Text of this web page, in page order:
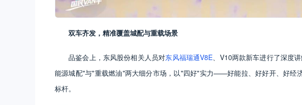
双车齐发，精准覆盖城配与重载场景
品鉴会上，东风股份相关人员对东风福瑞通V8E、V10两款新车进行了深度
能源城配"与"重载燃油"两大细分市场，以"四好"实力——好能拉、好好开、好经
标杆。